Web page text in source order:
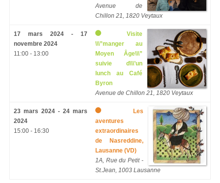
Avenue de
Chillon 21, 1820 Veytaux
17 mars 2024 - 17
novembre 2024
11:00 - 13:00
Visite
\\\”manger au
Moyen Âge\\\”
suivie d\\\’un
lunch au Café
Byron
Avenue de Chillon 21, 1820 Veytaux
23 mars 2024 - 24 mars
2024
15:00 - 16:30
Les
aventures
extraordinaires
de Nasreddine,
Lausanne (VD)
1A, Rue du Petit -
St.Jean, 1003 Lausanne